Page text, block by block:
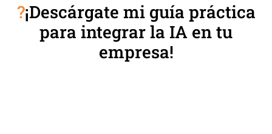
?¡Descárgate mi guía práctica
para integrar la IA en tu
empresa!